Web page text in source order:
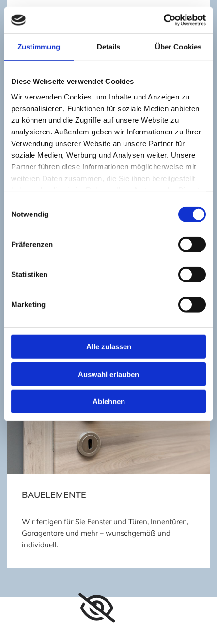
Zustimmung Details Über Cookies
Diese Webseite verwendet Cookies
Wir verwenden Cookies, um Inhalte und Anzeigen zu
personalisieren, Funktionen für soziale Medien anbieten
zu können und die Zugriffe auf unsere Website zu
analysieren. Außerdem geben wir Informationen zu Ihrer
Verwendung unserer Website an unsere Partner für
soziale Medien, Werbung und Analysen weiter. Unsere
Partner führen diese Informationen möglicherweise mit
weiteren Daten zusammen, die Sie ihnen bereitgestellt
Notwendig
Präferenzen
Statistiken
Marketing
Alle zulassen
Auswahl erlauben
Ablehnen
MÖBELBAU
Möbelbau für's Wohn- oder Schlafzimmer,
Wir bringen Sie nach oben – mit einer eleganten
gelungene Beispiele.
BAUELEMENTE
Wir fertigen für Sie Fenster und Türen, Innentüren,
Garagentore und mehr – wunschgemäß und
individuell.